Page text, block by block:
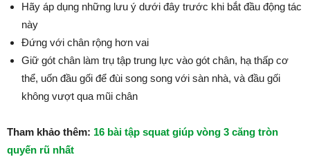
Hãy áp dụng những lưu ý dưới đây trước khi bắt đầu động tác
này
Đứng với chân rộng hơn vai
Giữ gót chân làm trụ tập trung lực vào gót chân, hạ thấp cơ
thể, uốn đầu gối để đùi song song với sàn nhà, và đầu gối
không vượt qua mũi chân
Tham khảo thêm: 16 bài tập squat giúp vòng 3 căng tròn
quyến rũ nhất